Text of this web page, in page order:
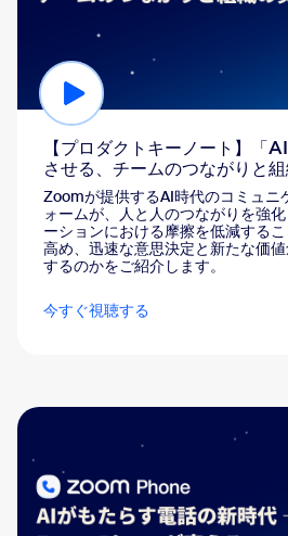
【プロダクトキーノート】「
させる、チームのつながりと組
Zoomが提供するAI時代のコミュニ
ォームが、人と人のつながりを強
ーションにおける摩擦を低減する
高め、迅速な意思決定と新たな価
するのかをご紹介します。
今すぐ視聴する